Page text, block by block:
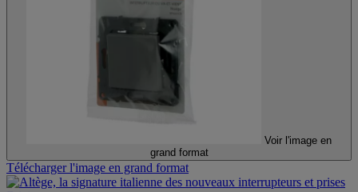
Voir l'image en
grand format
Télécharger l'image en grand format